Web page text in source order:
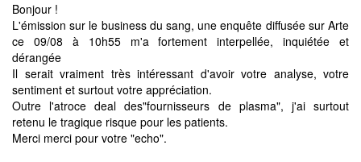
Bonjour !
L'émission sur le business du sang, une enquête diffusée sur Arte
ce 09/08 à 10h55 m'a fortement interpellée, inquiétée et
dérangée
Il serait vraiment très intéressant d'avoir votre analyse, votre
sentiment et surtout votre appréciation.
Outre l'atroce deal des"fournisseurs de plasma", j'ai surtout
retenu le tragique risque pour les patients.
Merci merci pour votre "echo".